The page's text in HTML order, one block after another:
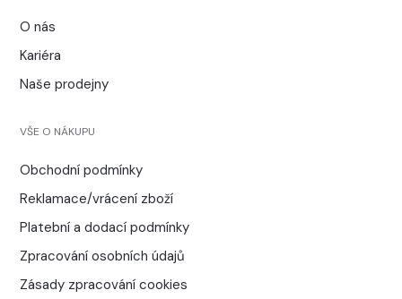
O nás
Kariéra
Naše prodejny
VŠE O NÁKUPU
Obchodní podmínky
Reklamace/vrácení zboží
Platební a dodací podmínky
Zpracování osobních údajů
Zásady zpracování cookies